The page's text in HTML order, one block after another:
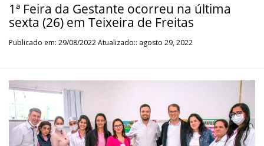
1ª Feira da Gestante ocorreu na última
sexta (26) em Teixeira de Freitas
Publicado em: 29/08/2022 Atualizado:: agosto 29, 2022